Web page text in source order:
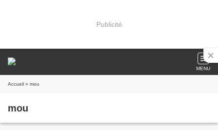
Publicité
MENU
Accueil » mou
mou